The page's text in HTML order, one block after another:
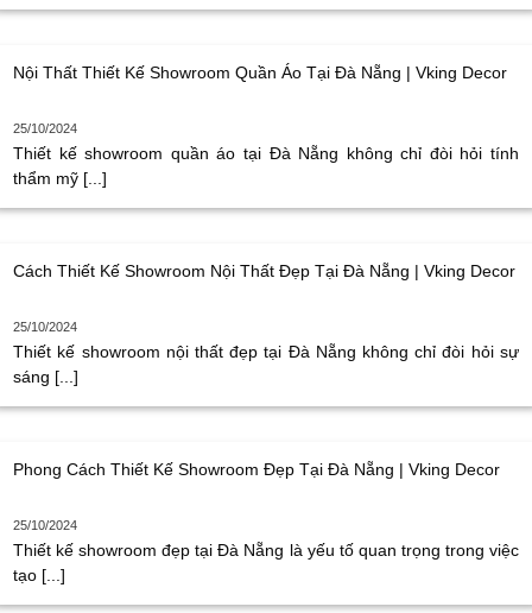
Nội Thất Thiết Kế Showroom Quần Áo Tại Đà Nẵng | Vking Decor
25/10/2024
Thiết kế showroom quần áo tại Đà Nẵng không chỉ đòi hỏi tính
thẩm mỹ [...]
Cách Thiết Kế Showroom Nội Thất Đẹp Tại Đà Nẵng | Vking Decor
25/10/2024
Thiết kế showroom nội thất đẹp tại Đà Nẵng không chỉ đòi hỏi sự
sáng [...]
Phong Cách Thiết Kế Showroom Đẹp Tại Đà Nẵng | Vking Decor
25/10/2024
Thiết kế showroom đẹp tại Đà Nẵng là yếu tố quan trọng trong việc
tạo [...]